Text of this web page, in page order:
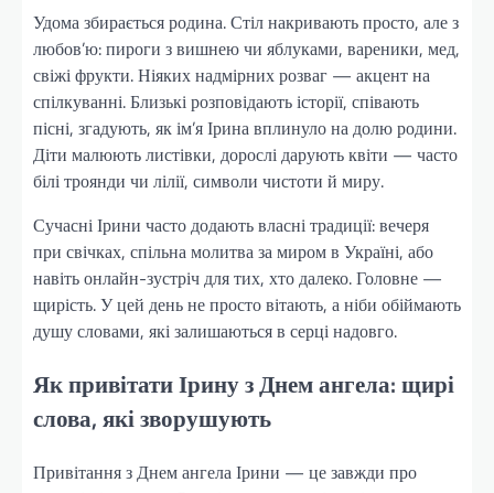
Удома збирається родина. Стіл накривають просто, але з
любов’ю: пироги з вишнею чи яблуками, вареники, мед,
свіжі фрукти. Ніяких надмірних розваг — акцент на
спілкуванні. Близькі розповідають історії, співають
пісні, згадують, як ім’я Ірина вплинуло на долю родини.
Діти малюють листівки, дорослі дарують квіти — часто
білі троянди чи лілії, символи чистоти й миру.
Сучасні Ірини часто додають власні традиції: вечеря
при свічках, спільна молитва за миром в Україні, або
навіть онлайн-зустріч для тих, хто далеко. Головне —
щирість. У цей день не просто вітають, а ніби обіймають
душу словами, які залишаються в серці надовго.
Як привітати Ірину з Днем ангела: щирі
слова, які зворушують
Привітання з Днем ангела Ірини — це завжди про